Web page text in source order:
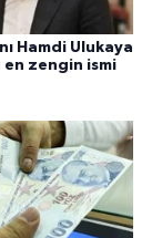
Hamdi Ulukaya
zengin ismi